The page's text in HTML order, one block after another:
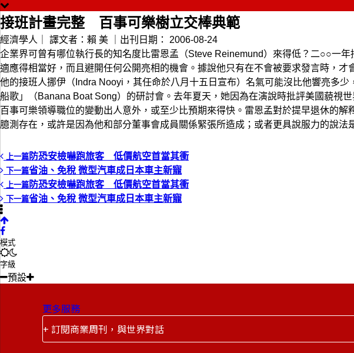
接班計畫完整 百事可樂樹立交棒典範
經濟學人｜ 譯文者：賴 美 ｜出刊日期：
2006-08-24
企業界可曾有哪位執行長的知名度比雷恩孟（Steve Reinemund）來得低？二○○一
適應得相當好，而且避開任何公開亮相的機會。據說他只有在不會被要求發言時，才
他的接班人挪伊（Indra Nooyi，其任命於八月十五日宣布）名氣可能沒比他響亮多
船歌」（Banana Boat Song）的研討會。去年夏天，她因為在演說時批評美國藐視
百事可樂領導職位的變動出人意外，或至少比預期來得快。雷恩孟對於提早退休的
臆測存在，或許是因為他和部分董事會成員關係緊張所造成；或者更具說服力的說
上一篇防恐安檢嚇跑旅客 低價航空首當其衝
下一篇省油、免稅 微型汽車成日本車主新寵
上一篇防恐安檢嚇跑旅客 低價航空首當其衝
下一篇省油、免稅 微型汽車成日本車主新寵
模式
字級
預設
更多服務
+ 訂閱商業周刊，與世界對話